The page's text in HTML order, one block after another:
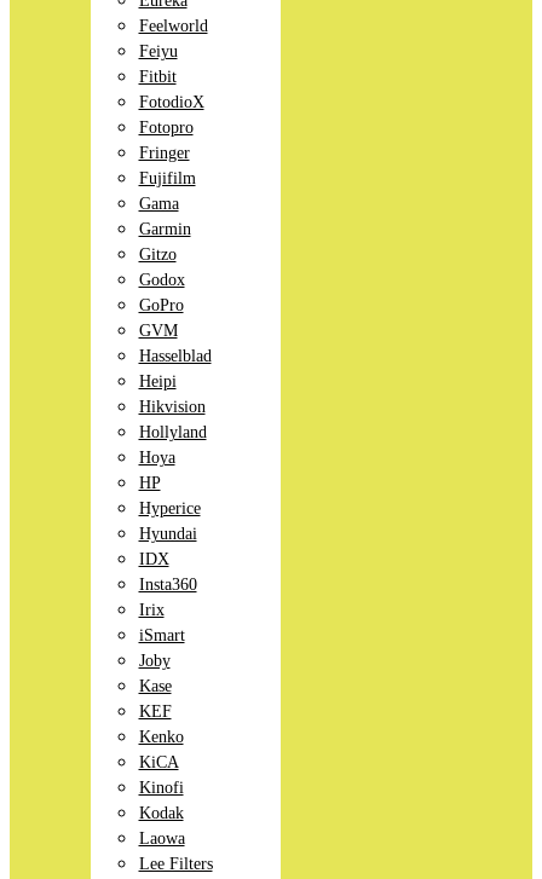
Feelworld
Feiyu
Fitbit
FotodioX
Fotopro
Fringer
Fujifilm
Gama
Garmin
Gitzo
Godox
GoPro
GVM
Hasselblad
Heipi
Hikvision
Hollyland
Hoya
HP
Hyperice
Hyundai
IDX
Insta360
Irix
iSmart
Joby
Kase
KEF
Kenko
KiCA
Kinofi
Kodak
Laowa
Lee Filters